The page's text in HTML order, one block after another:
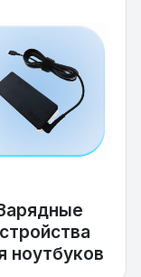
ноутбуков